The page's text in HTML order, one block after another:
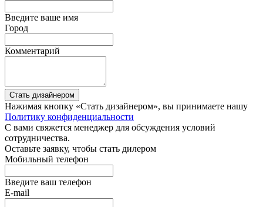
Введите ваше имя
Город
Комментарий
Стать дизайнером
Нажимая кнопку «Стать дизайнером», вы принимаете нашу
Политику конфиденциальности
С вами свяжется менеджер для обсуждения условий
сотрудничества.
Оставьте заявку, чтобы стать дилером
Мобильный телефон
Введите ваш телефон
E-mail